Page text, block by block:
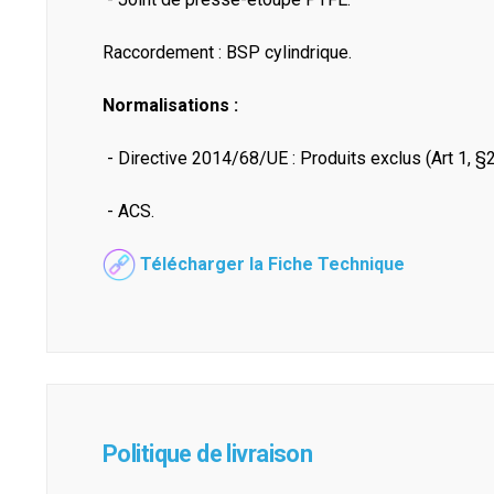
Raccordement : BSP cylindrique.
Normalisations :
- Directive 2014/68/UE : Produits exclus (Art 1,
- ACS.
Télécharger la Fiche Technique
Politique de livraison